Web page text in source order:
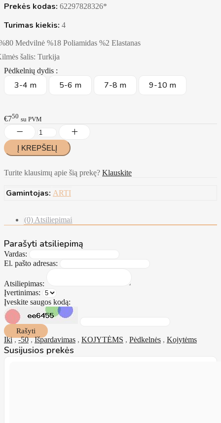
Prekės kodas: 62297828326*
Turimas kiekis: 4
Medvilnė %18 Poliamidas %2 Elastanas
šalis: Turkija
Pėdkelnių dydis :
3-4 m 5-6 m 7-8 m 9-10 m
€750 su PVM
Turite klausimų apie šią prekę? Klauskite
Gamintojas: ARTI
(0) Atsiliepimai
Parašyti atsiliepimą
Vardas:
El. pašto adresas:
Atsiliepimas:
Įvertinimas:
Įveskite saugos kodą:
Rašyti
Iki,-50,Išpardavimas , KOJYTĖMS , Pėdkelnės , Kojytėms
Susijusios prekės